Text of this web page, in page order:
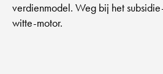
verdienmodel. Weg bij het
witte-motor.